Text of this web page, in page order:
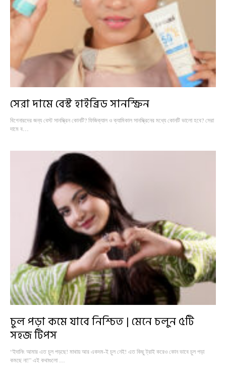
সেরা দামে বেস্ট হাইব্রিড সানস্ক্রিন
বিগেনারদের জন্য বেস্ট সানস্ক্রিন কোনটি? ফিজিক্যাল ও ক্যামিকাল সানস্ক্রিনের মধ্যে কোনটি ভালো হবে? সেরা
দামে ব…
চুল পড়া কমে যাবে নিশ্চিত | মেনে চলুন ৫টি
সহজ টিপস
“ইদানিং আমার এত চুল পড়ছে! মাথায় আর একদম-ই চুল নেই! এত কিছু ট্রাই করেও কোন ভাবে চুল পড়া
কমছে না!” এই কথাগুলো …